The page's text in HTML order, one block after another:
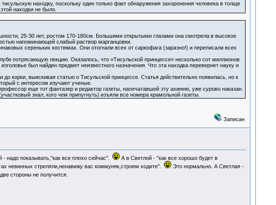
находку, поскольку один только факт обнаружения захоронения человека в толще
находки не было.
25-30 лет, ростом 170-180см. Большими открытыми глазами она смотрела в высокое
напоминающей слабый раствор марганцовки.
сереньких костюмах. Они отогнали всех от саркофага (заразно!) и переписали всех
потрясающую лекцию. Оказалось, что «Тисульской принцессе» несколько сот миллионов
был найден предмет неизвестного назначения. Что эта находка перевернет науку и
корки, выискивая статью о Тисульской принцессе. Статья действительно появилась, но к
с интересом изучают ученые.
еще тот фантазер и редактор газеты, напечатавшей эту ахинею, уже сурово наказан.
знал, кого чем припугнуть) изъяли все номера крамольной газеты.
Записан
показывать,"как все плохо сейчас".
А в Светлой - "как все хорошо будет в
невинных стреляли,ненавижу вас коммуняк,строем ходите".
Это нормально. А Светлая -
стороны не получится.